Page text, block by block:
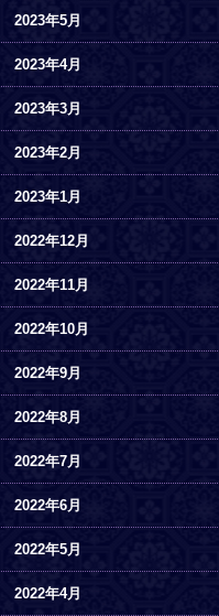
2023年5月
2023年4月
2023年3月
2023年2月
2023年1月
2022年12月
2022年11月
2022年10月
2022年9月
2022年8月
2022年7月
2022年6月
2022年5月
2022年4月